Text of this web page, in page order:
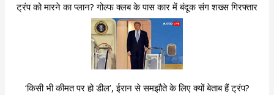
ट्रंप को मारने का प्लान? गोल्फ क्लब के पास कार में बंदूक संग शख्स गिरफ्तार
‘किसी भी कीमत पर हो डील’, ईरान से समझौते के लिए क्यों बेताब हैं ट्रंप?